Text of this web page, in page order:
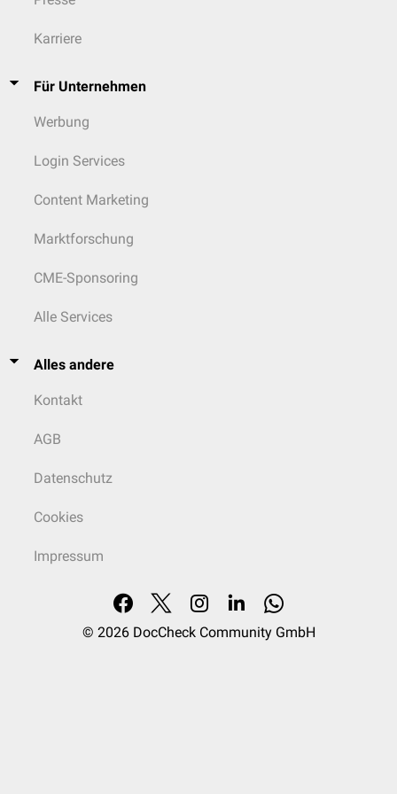
Karriere
Für Unternehmen
Werbung
Login Services
Content Marketing
Marktforschung
CME-Sponsoring
Alle Services
Alles andere
Kontakt
AGB
Datenschutz
Cookies
Impressum
© 2026 DocCheck Community GmbH